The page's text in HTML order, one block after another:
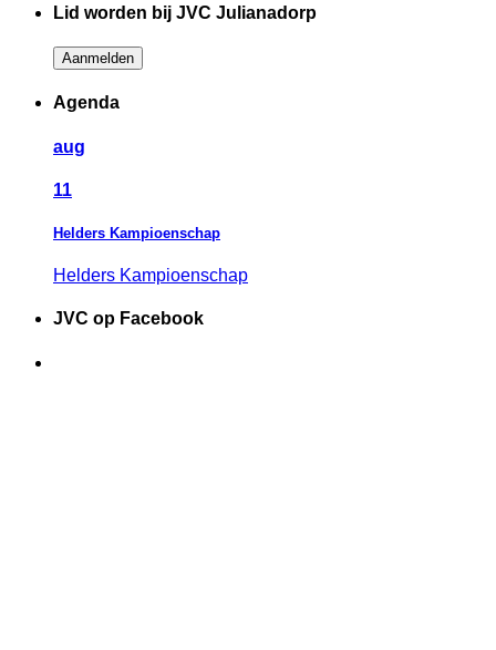
Lid worden bij JVC Julianadorp
Aanmelden
Agenda
aug
11
Helders Kampioenschap
Helders Kampioenschap
JVC op Facebook